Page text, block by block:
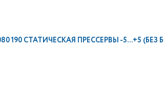
190 СТАТИЧЕСКАЯ ПРЕССЕРВЫ -5...+5